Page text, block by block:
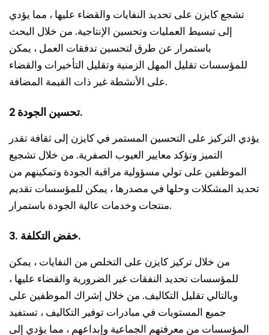
تشجع كايزن على تحديد النفايات والقضاء عليها ، مما يؤدي
إلى تبسيط العمليات وتحسين الإنتاجية. من خلال البحث
باستمرار عن طرق لتحسين تدفقات العمل ، يمكن
للمؤسسات تقليل المهل الزمنية وتقليل التأخيرات والقضاء
على الأنشطة غير ذات القيمة المضافة.
2 تحسين الجودة.
يؤدي التركيز على التحسين المستمر في كايزن إلى ثقافة تقدر
التميز وتؤكد معايير العيوب الصفرية. من خلال تشجيع
الموظفين على تولي مسؤولية مراقبة الجودة وتمكينهم من
تحديد المشكلات وحلها في مصدرها ، يمكن للمؤسسات تقديم
منتجات وخدمات عالية الجودة باستمرار.
3. خفض التكلفة.
من خلال تركيز كايزن على التخلص من النفايات ، يمكن
للمؤسسات تحديد النفقات غير الضرورية والقضاء عليها ،
وبالتالي تقليل التكاليف. من خلال إشراك الموظفين على
جميع المستويات في مبادرات توفير التكاليف ، تستفيد
المؤسسات من معرفتهم الجماعية وإبداعهم ، مما يؤدي إلى